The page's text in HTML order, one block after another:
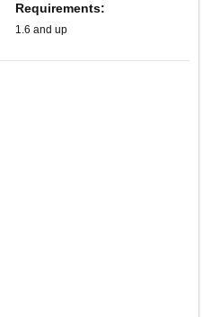
Requirements:
1.6 and up